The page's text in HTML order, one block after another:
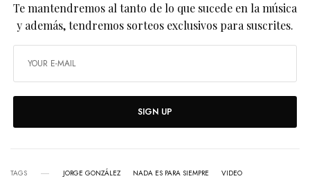
Te mantendremos al tanto de lo que sucede en la música
y además, tendremos sorteos exclusivos para suscrites.
SIGN UP
TAGS JORGE GONZÁLEZ NADA ES PARA SIEMPRE VIDEO